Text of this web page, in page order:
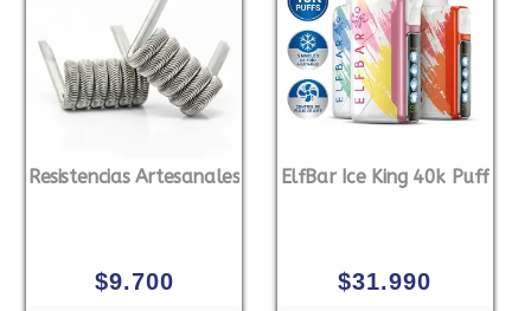
Resistencias Artesanales
$9.700
ElfBar Ice King 40k Puff
$31.990